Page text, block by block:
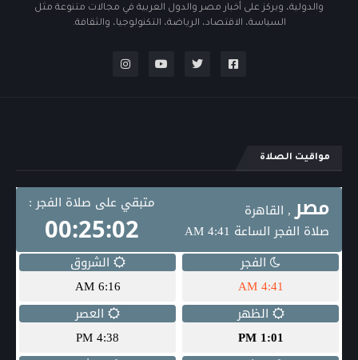
والدولية، ويركز على أخبار مصر والدول العربية في مجالات متنوعة مثل
السياسة، الاقتصاد، الرياضة، التكنولوجيا، والثقافة.
مواقيت الصلاة